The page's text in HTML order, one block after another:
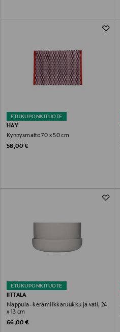
ETUKUPONKITUOTE
HAY
Kynnysmatto 70 x 50 cm
Original Price
58,00 €
ETUKUPONKITUOTE
IITTALA
Nappula- keramiikkaruukku ja vati, 24
x 13 cm
Original Price
66,00 €